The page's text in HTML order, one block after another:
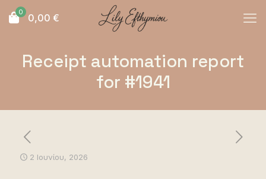
0 0,00 €
Receipt automation report
for #1941
2 Ιουνίου, 2026